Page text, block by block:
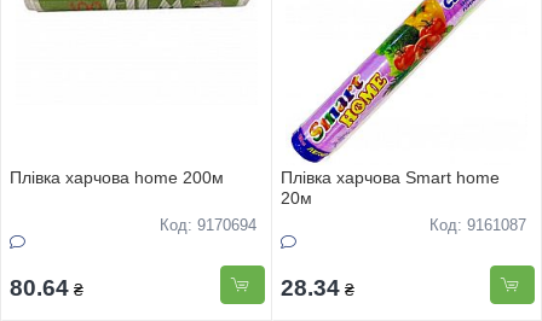
Плівка харчова home 200м
Код: 9170694
80.64 ₴
Плівка харчова Smart home
20м
Код: 9161087
28.34 ₴